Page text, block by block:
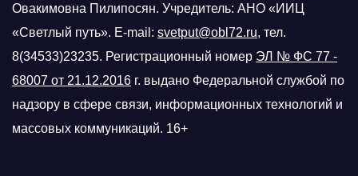
Овакимовна Пилипосян. Учредитель: АНО «ИИЦ
«Светлый путь». E-mail: svetput@obl72.ru, тел.
8(34533)23235. Регистрационный номер ЭЛ № ФС 77 -
68007 от 21.12.2016 г. выдано Федеральной службой по
надзору в сфере связи, информационных технологий и
массовых коммуникаций. 16+